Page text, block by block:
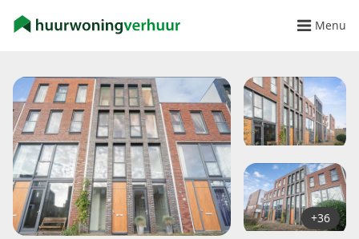
Menu
+36